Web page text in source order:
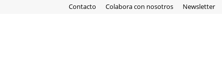
Contacto Colabora con nosotros Newsletter